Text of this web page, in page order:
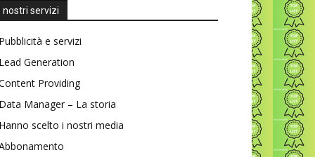
I nostri servizi
Pubblicità e servizi
Lead Generation
Providing
Data Manager – La storia
Hanno scelto i nostri media